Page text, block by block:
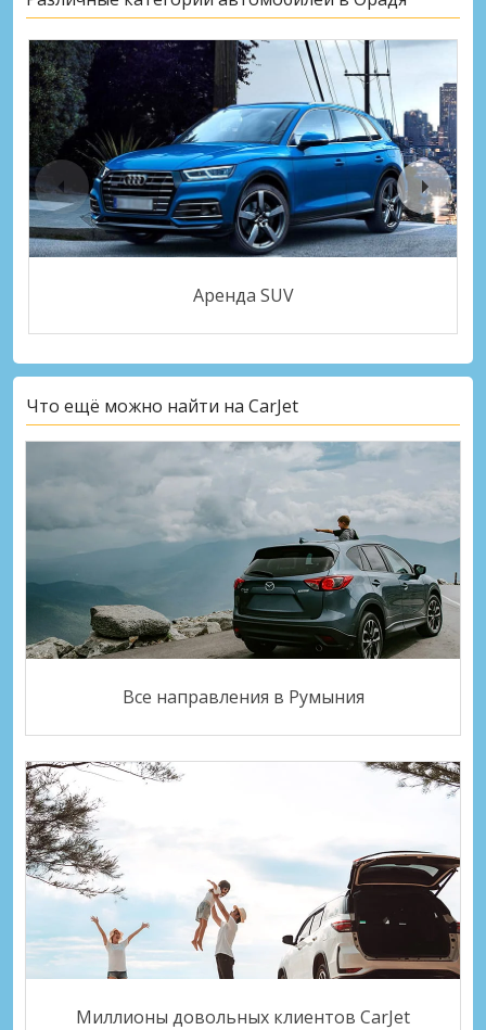
Аренда SUV
Что ещё можно найти на CarJet
Все направления в Румыния
Миллионы довольных клиентов CarJet